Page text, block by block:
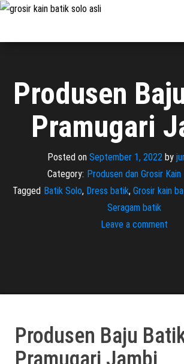
Jasa
Batik
Produsen
Pramugari
Posted on September 1, 2022 by
Category: Produsen dan Grosir
Tagged Batik Solo, Dress batik, Grosir kain
Seragam batik
Leave a comment
Produsen Baju